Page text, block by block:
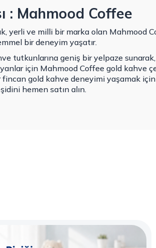
: Mahmood Coffee
yerli ve milli bir marka olan Mahmood
bir deneyim yaşatır.
tutkunlarına geniş bir yelpaze
için Mahmood Coffee gold kahve
fincan gold kahve deneyimi yaşamak için
hemen satın alın.